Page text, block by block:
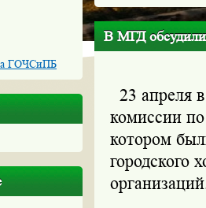
ГОЧСиПБ
В МГД
23 апреля
комиссии
котором
городского